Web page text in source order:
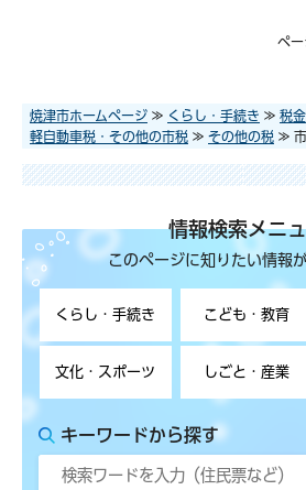
ペ
焼津市ホームページ ≫ くらし・手続き ≫ 税金
軽自動車税・その他の市税 ≫ その他の税 ≫ 市
情報検索メニ
このページに知りたい情報
くらし・手続き こども・教育
文化・スポーツ しごと・産業
キーワードから探す